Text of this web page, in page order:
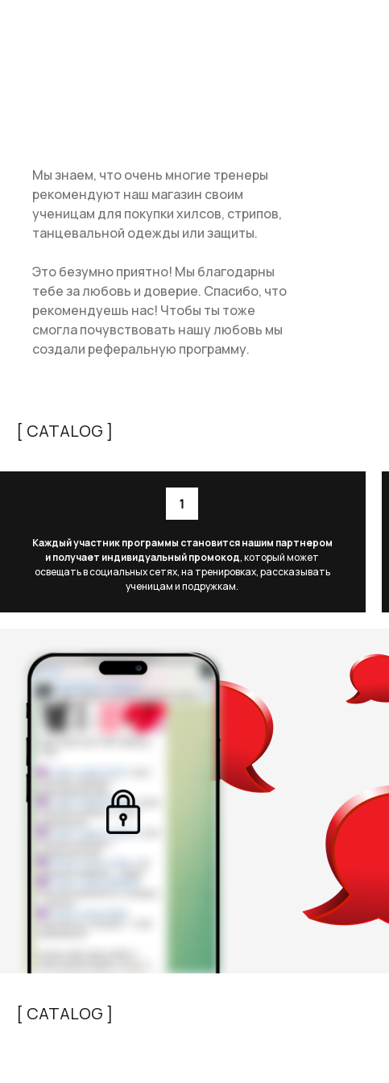
Мы знаем, что очень многие тренеры
рекомендуют наш магазин своим
ученицам для покупки хилсов, стрипов,
танцевальной одежды или защиты.
Это безумно приятно! Мы благодарны
тебе за любовь и доверие. Спасибо, что
рекомендуешь нас! Чтобы ты тоже
смогла почувствовать нашу любовь мы
создали реферальную программу.
[ CATALOG ]
Каждый участник программы становится нашим партнером
и получает индивидуальный промокод, который может
освещать в социальных сетях, на тренировках, рассказывать
ученицам и подружкам.
[ CATALOG ]